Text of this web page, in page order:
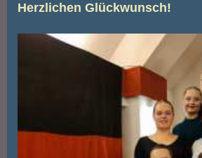
Herzlichen Glückwunsch!